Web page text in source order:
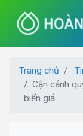
Trang chủ
Cận cảnh
biến giả